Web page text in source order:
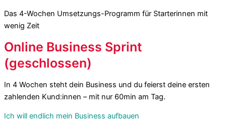
Das 4-Wochen Umsetzungs-Programm für Starterinnen mit
wenig Zeit
Online Business Sprint
(geschlossen)
In 4 Wochen steht dein Business und du feierst deine ersten
zahlenden Kund:innen – mit nur 60min am Tag.
Ich will endlich mein Business aufbauen